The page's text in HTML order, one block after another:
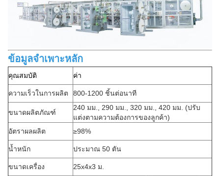
ข้อมูลจำเพาะหลัก
คุณสมบัติ ค่า
ความเร็วในการผลิต 800-1200 ชิ้นต่อนาที
ขนาดผลิตภัณฑ์
240 มม., 290 มม., 320 มม., 420 มม. (ปรับ
แต่งตามความต้องการของลูกค้า)
อัตราผลผลิต
≥98%
น้ำหนัก ประมาณ 50 ตัน
ขนาดเครื่อง 25x4x3 ม.